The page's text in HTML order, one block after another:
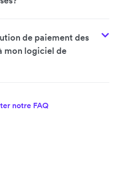
de paiement des
mon logiciel de
notre FAQ